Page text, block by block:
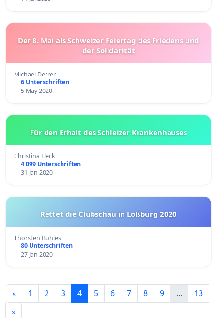
Der 8. Mai als Schweizer Feiertag des Friedens und
der Solidarität
Michael Derrer
6 Unterschriften
5 May 2020
Für den Erhalt des Schleizer Krankenhauses
Christina Fleck
4 099 Unterschriften
31 Jan 2020
Rettet die Clubschau in Loßburg 2020
Thorsten Buhles
80 Unterschriften
27 Jan 2020
« 1 2 3 4 5 6 7 8 9 ...
13
»